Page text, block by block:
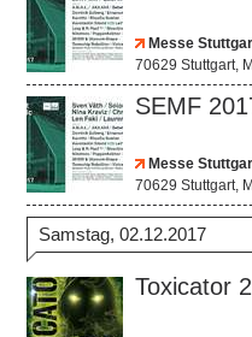
Messe
70629 Stuttgart,
SEMF
Messe
70629 Stuttgart,
Samstag, 02.12.2017
Toxicator